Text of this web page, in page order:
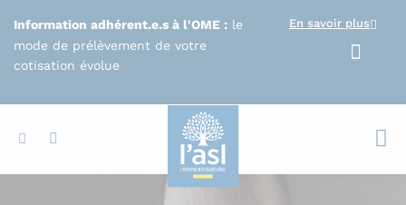
Information adhérent.e.s à l'OME : le
mode de prélèvement de votre
cotisation évolue
En savoir plus